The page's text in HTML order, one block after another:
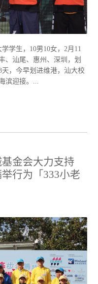
学学生，10男10女，2月11
、汕尾、惠州、深圳，划
天，今早划进维港，汕大校
滨迎接。...
金会大力支持
行为「333小老